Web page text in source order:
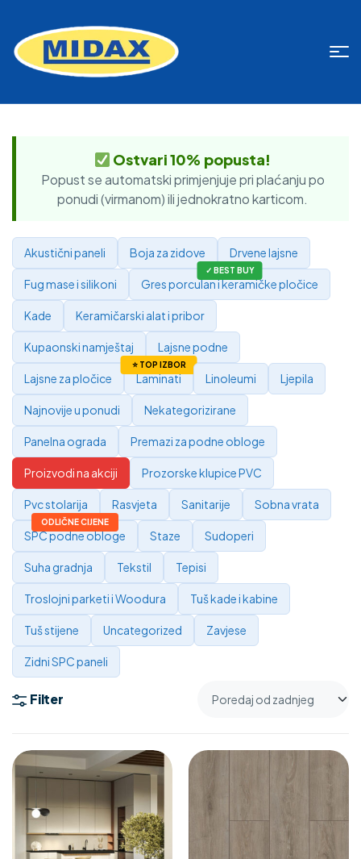
Ostvari 10% popusta!
Popust se automatski primjenjuje pri plaćanju po
ponudi (virmanom) ili jednokratno karticom.
Akustični paneli Boja za zidove Drvene lajsne
Fug mase i silikoni Gres porculan i keramičke pločice
Kade Keramičarski alat i pribor
Kupaonski namještaj Lajsne podne
Lajsne za pločice Laminati Linoleumi Ljepila
Najnovije u ponudi Nekategorizirane
Panelna ograda Premazi za podne obloge
Proizvodi na akciji Prozorske klupice PVC
Pvc stolarija Rasvjeta Sanitarije Sobna vrata
SPC podne obloge Staze Sudoperi
Suha gradnja Tekstil Tepisi
Troslojni parketi i Woodura Tuš kade i kabine
Tuš stijene Uncategorized Zavjese
Zidni SPC paneli
Filter